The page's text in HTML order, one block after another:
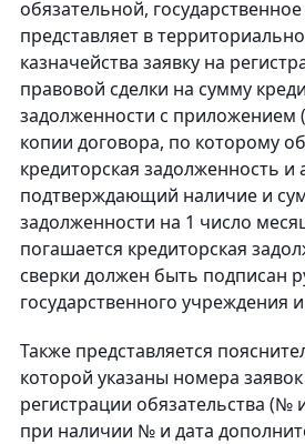
обязательной,
представляет в
казначейства заявку на
правовой сделки на сумму
задолженности с приложением
копии договора, по которому
кредиторская задолженность и
подтверждающий наличие и
задолженности на 1 число
погашается кредиторская
сверки должен быть подписан
государственного учреждения
Также представляется
которой указаны номера
регистрации обязательства (№
при наличии № и дата